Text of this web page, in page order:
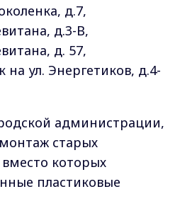
д.7,
д.3-В,
д. 57,
на ул. Энергетиков, д.4-
администрации,
старых
которых
пластиковые